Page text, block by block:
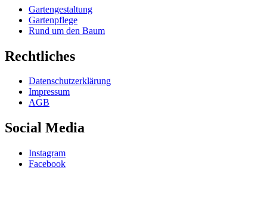
Gartengestaltung
Gartenpflege
Rund um den Baum
Rechtliches
Datenschutzerklärung
Impressum
AGB
Social Media
Instagram
Facebook